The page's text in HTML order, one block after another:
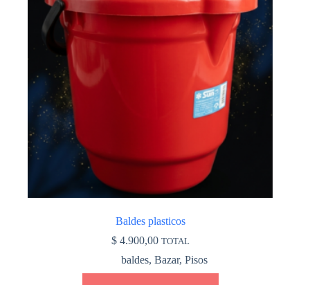
Baldes plasticos
$4.900,00 TOTAL
baldes, Bazar, Pisos
Las
se